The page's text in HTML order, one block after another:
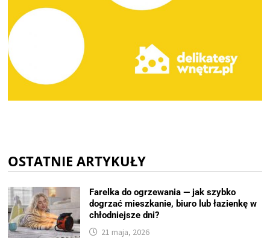
OSTATNIE ARTYKUŁY
Farelka do ogrzewania — jak szybko
dogrzać mieszkanie, biuro lub łazienkę w
chłodniejsze dni?
21 maja, 2026